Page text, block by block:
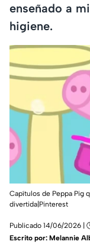
enseñado a
higiene.
Capítulos de Peppa Pig
divertida|Pinterest
Publicado 14/06/2026 |
Escrito por: Melannie